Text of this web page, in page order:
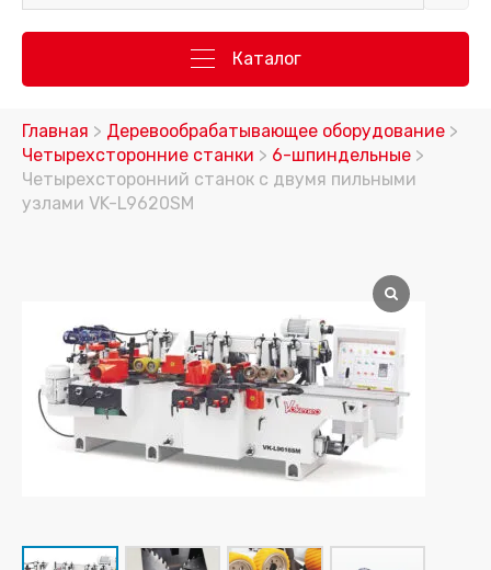
Каталог
Главная > Деревообрабатывающее оборудование >
Четырехсторонние станки > 6-шпиндельные >
Четырехсторонний станок с двумя пильными
узлами VK-L9620SM